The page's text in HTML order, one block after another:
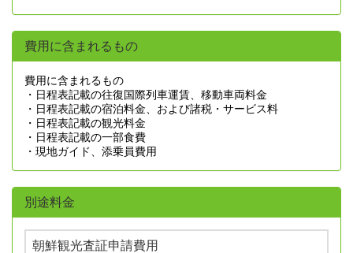
費用に含まれるもの
費用に含まれるもの
・日程表記載の往復国際列車運賃、移動車両料金
・日程表記載の宿泊料金、および諸税・サービス料
・日程表記載の観光料金
・日程表記載の一部食費
・現地ガイド、添乗員費用
別途料金
朝鮮観光査証申請費用